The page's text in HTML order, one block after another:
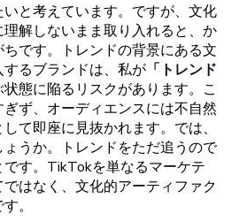
と考えています。ですが、 文化
理解しないまま取り 入れると、か
です。 トレンドの背景にある文
るブランドは、 私が 「トレンド
状態に陥る リスクがあります。 こ
ず、 オーディエンスには不自然
て即座に見抜かれます。では、
うか。
トレンドをただ追うので
す。 TikTokを単なるマーケテ
はなく、 文化的アーティファク
。